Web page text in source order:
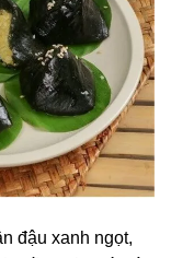
đậu xanh ngọt,